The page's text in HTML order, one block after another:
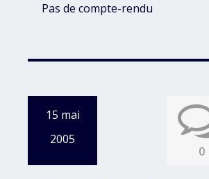
Pas de compte-rendu
15 mai
2005
0